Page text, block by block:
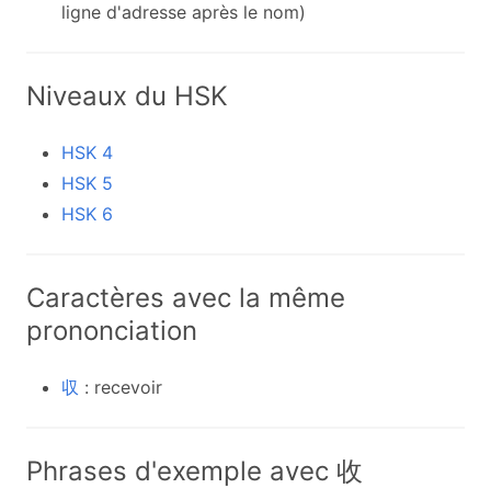
ligne d'adresse après le nom)
Niveaux du HSK
HSK 4
HSK 5
HSK 6
Caractères avec la même
prononciation
収 : recevoir
Phrases d'exemple avec 收